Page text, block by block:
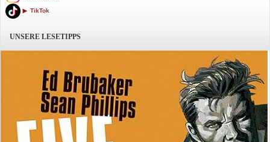
TikTok
UNSERE LESETIPPS